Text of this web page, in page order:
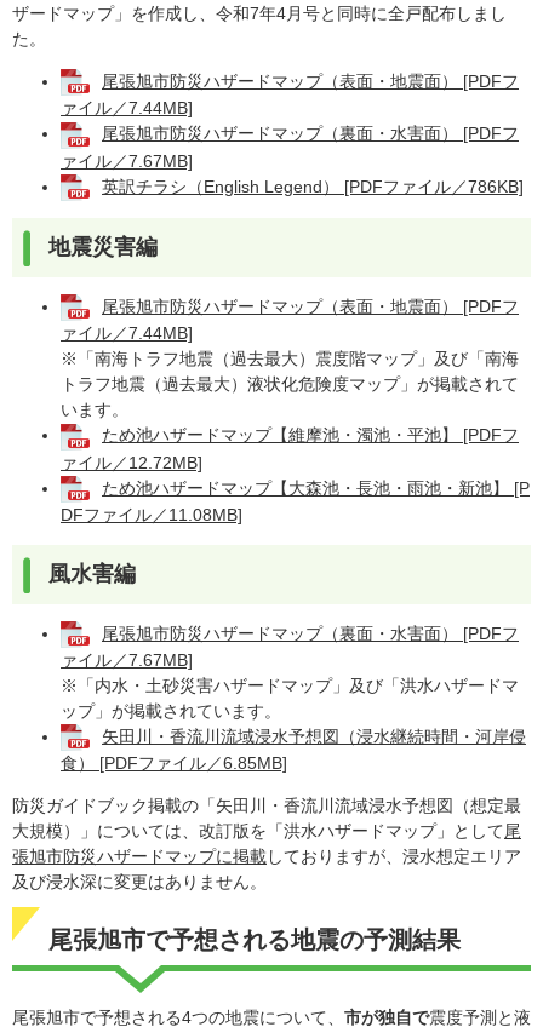
ザードマップ」を作成し、令和7年4月号と同時に全戸配布しまし
た。
尾張旭市防災ハザードマップ（表面・地震面） [PDFフ
ァイル／7.44MB]
尾張旭市防災ハザードマップ（裏面・水害面） [PDFフ
ァイル／7.67MB]
英訳チラシ（English Legend） [PDFファイル／786KB]
地震災害編
尾張旭市防災ハザードマップ（表面・地震面） [PDFフ
ァイル／7.44MB]
※「南海トラフ地震（過去最大）震度階マップ」及び「南海
トラフ地震（過去最大）液状化危険度マップ」が掲載されて
います。
ため池ハザードマップ【維摩池・濁池・平池】 [PDFフ
ァイル／12.72MB]
ため池ハザードマップ【大森池・長池・雨池・新池】 [P
DFファイル／11.08MB]
風水害編
尾張旭市防災ハザードマップ（裏面・水害面） [PDFフ
ァイル／7.67MB]
※「内水・土砂災害ハザードマップ」及び「洪水ハザードマ
ップ」が掲載されています。
矢田川・香流川流域浸水予想図（浸水継続時間・河岸侵
食） [PDFファイル／6.85MB]
防災ガイドブック掲載の「矢田川・香流川流域浸水予想図（想定最
大規模）」については、改訂版を「洪水ハザードマップ」として尾
張旭市防災ハザードマップに掲載しておりますが、浸水想定エリア
及び浸水深に変更はありません。
尾張旭市で予想される地震の予測結果
尾張旭市で予想される4つの地震について、 市が独自で震度予測と液